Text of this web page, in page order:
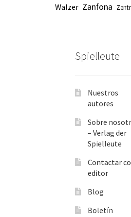
Walzer Zanfona
Spielleute
Nuestros
autores
Sobre
– Verlag der
Spielleute
Contactar
editor
Blog
Boletín